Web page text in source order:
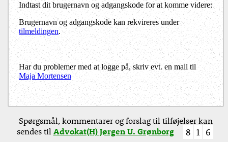
Indtast dit brugernavn og adgangskode for at komme videre:
Brugernavn og adgangskode kan rekvireres under
tilmeldingen.
Har du problemer med at logge på, skriv evt. en mail til
Maja Mortensen
Spørgsmål, kommentarer og forslag til tilføjelser kan
sendes tilAdvokat(H) Jørgen U. Grønborg 8 1 6